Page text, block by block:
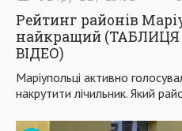
Рейтинг районів
найкращий
ВІДЕО)
Маріупольці активно
накрутити лічильник. Який